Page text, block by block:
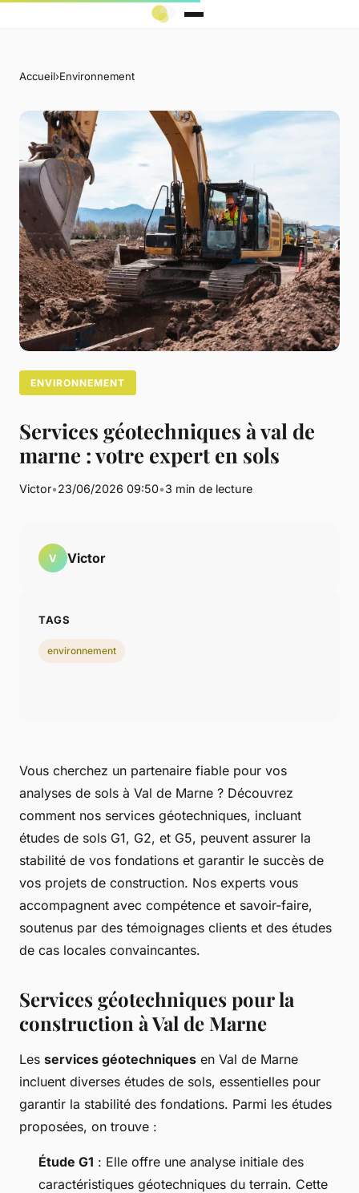
Accueil›Environnement
ENVIRONNEMENT
Services géotechniques à val de
marne : votre expert en sols
Victor•23/06/2026 09:50•3 min de lecture
Vous cherchez un partenaire fiable pour vos
analyses de sols à Val de Marne ? Découvrez
comment nos services géotechniques, incluant
études de sols G1, G2, et G5, peuvent assurer la
stabilité de vos fondations et garantir le succès de
vos projets de construction. Nos experts vous
accompagnent avec compétence et savoir-faire,
soutenus par des témoignages clients et des études
de cas locales convaincantes.
Services géotechniques pour la
construction à Val de Marne
Les services géotechniques en Val de Marne
incluent diverses études de sols, essentielles pour
garantir la stabilité des fondations. Parmi les études
proposées, on trouve :
Étude G1 : Elle offre une analyse initiale des
caractéristiques géotechniques du terrain. Cette
V Victor
TAGS
environnement